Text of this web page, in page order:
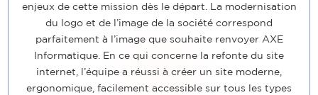
enjeux de cette mission dès le départ. La modernisation
du logo et de l’image de la société correspond
parfaitement à l’image que souhaite renvoyer AXE
Informatique. En ce qui concerne la refonte du site
internet, l’équipe a réussi à créer un site moderne,
ergonomique, facilement accessible sur tous les types